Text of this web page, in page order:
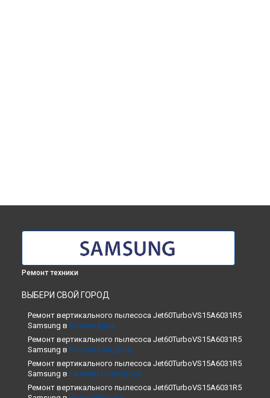
Ремонт техники
ВЫБЕРИ СВОЙ ГОРОД
Ремонт вертикального пылесоса Jet60TurboVS15A6031R5
Samsung в Краснодаре
Ремонт вертикального пылесоса Jet60TurboVS15A6031R5
Samsung в Ростове-на-Дону
Ремонт вертикального пылесоса Jet60TurboVS15A6031R5
Samsung в Нижнем Новгороде
Ремонт вертикального пылесоса Jet60TurboVS15A6031R5